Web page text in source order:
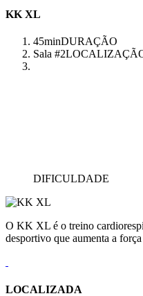
KK XL
45minDURAÇÃO
Sala #2
DIFICULDADE
O KK XL é o treino
desportivo que aumenta a
LOCALIZADA